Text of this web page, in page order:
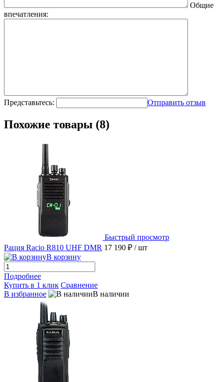
Общие
впечатления:
Представьтесь: Отправить отзыв
Похожие товары (8)
Быстрый просмотр
Рация Racio R810 UHF DMR 17 190 ₽ / шт
В корзину
Подробнее
Купить в 1 клик Сравнение
В избранное
В наличии